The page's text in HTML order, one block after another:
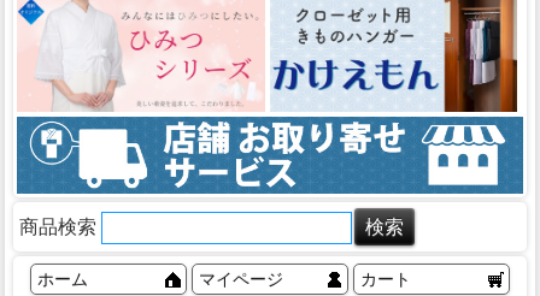
商品検索
ホーム マイページ カート